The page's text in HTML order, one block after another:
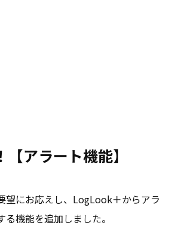
アラート機能】
望にお応えし、LogLook＋からアラ
機能を追加しました。